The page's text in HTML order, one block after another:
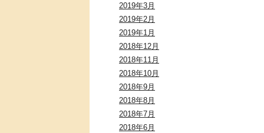
2019年3月
2019年2月
2019年1月
2018年12月
2018年11月
2018年10月
2018年9月
2018年8月
2018年7月
2018年6月